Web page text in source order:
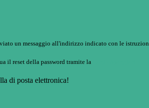
un messaggio all'indirizzo indicato con le
il reset della password tramite la
di posta elettronica!